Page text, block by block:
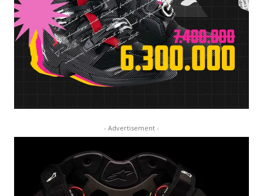
- Advertisement -